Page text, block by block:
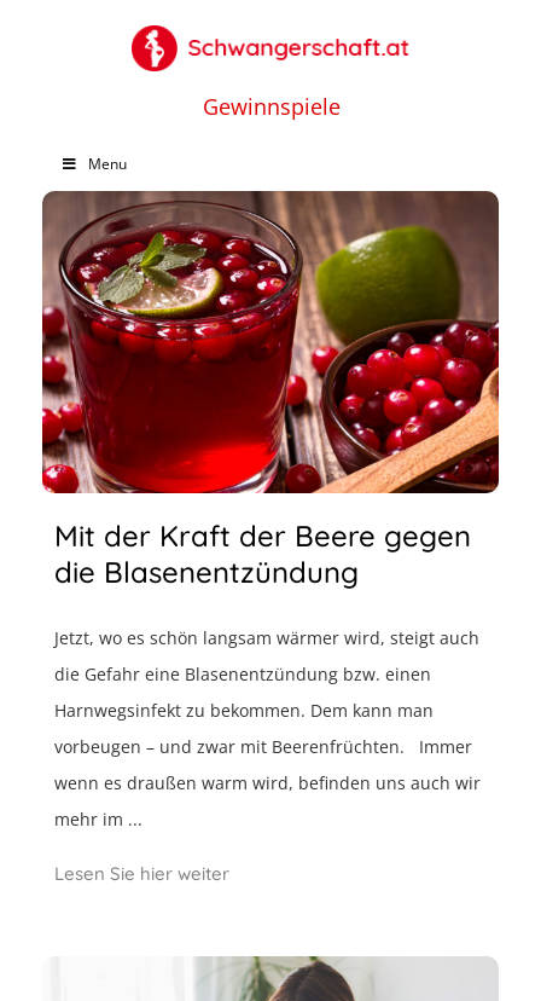
Gewinnspiele
Menu
Mit der Kraft der Beere gegen
die Blasenentzündung
Jetzt, wo es schön langsam wärmer wird, steigt auch
die Gefahr eine Blasenentzündung bzw. einen
Harnwegsinfekt zu bekommen. Dem kann man
vorbeugen – und zwar mit Beerenfrüchten. Immer
wenn es draußen warm wird, befinden uns auch wir
mehr im ...
Lesen Sie hier weiter